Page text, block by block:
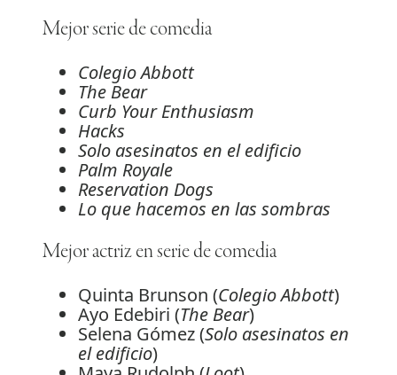
Mejor serie de comedia
Colegio Abbott
The Bear
Curb Your Enthusiasm
Hacks
Solo asesinatos en el edificio
Palm Royale
Reservation Dogs
Lo que hacemos en las sombras
Mejor actriz en serie de comedia
Quinta Brunson (Colegio Abbott)
Ayo Edebiri (The Bear)
Selena Gómez (Solo asesinatos en
el edificio)